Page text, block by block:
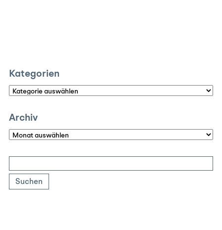
Kategorien
Kategorien
Archiv
Archiv
nach: